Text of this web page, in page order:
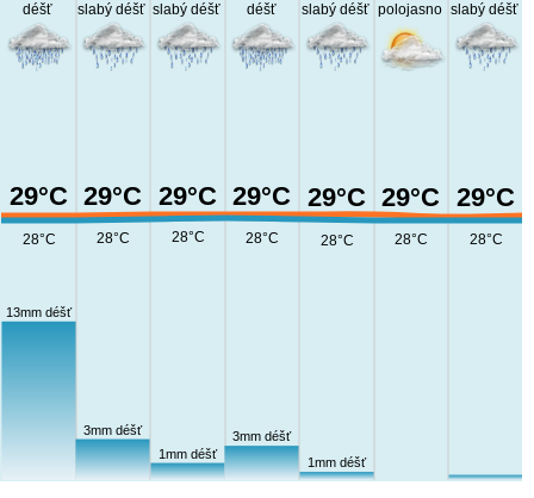
29°C
28°C
13mm déšť
déšť
29°C
28°C
3mm déšť
slabý déšť
29°C
28°C
1mm déšť
slabý déšť
29°C
28°C
3mm déšť
déšť
29°C
28°C
1mm déšť
slabý déšť
29°C
28°C
polojasno
29°C
28°C
slabý déšť